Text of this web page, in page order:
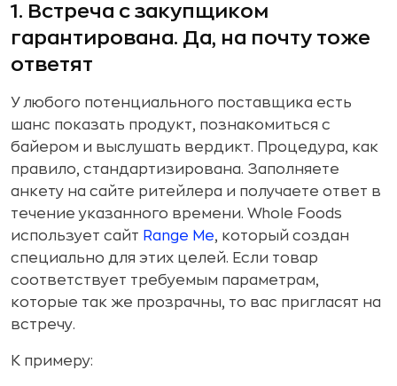
1. Встреча с закупщиком
гарантирована. Да, на почту тоже
ответят
У любого потенциального поставщика есть
шанс показать продукт, познакомиться с
байером и выслушать вердикт. Процедура, как
правило, стандартизирована. Заполняете
анкету на сайте ритейлера и получаете ответ в
течение указанного времени. Whole Foods
использует сайт Range Me, который создан
специально для этих целей. Если товар
соответствует требуемым параметрам,
которые так же прозрачны, то вас пригласят на
встречу.
К примеру: